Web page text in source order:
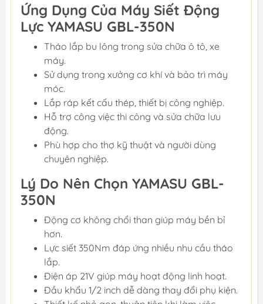
Ứng Dụng Của Máy Siết Động
Lực YAMASU GBL-350N
Tháo lắp bu lông trong sửa chữa ô tô, xe
máy.
Sử dụng trong xưởng cơ khí và bảo trì máy
móc.
Lắp ráp kết cấu thép, thiết bị công nghiệp.
Hỗ trợ công việc thi công và sửa chữa lưu
động.
Phù hợp cho thợ kỹ thuật và người dùng
chuyên nghiệp.
Lý Do Nên Chọn YAMASU GBL-
350N
Động cơ không chổi than giúp máy bền bỉ
hơn.
Lực siết 350Nm đáp ứng nhiều nhu cầu tháo
lắp.
Điện áp 21V giúp máy hoạt động linh hoạt.
Đầu khẩu 1/2 inch dễ dàng thay đổi phụ kiện.